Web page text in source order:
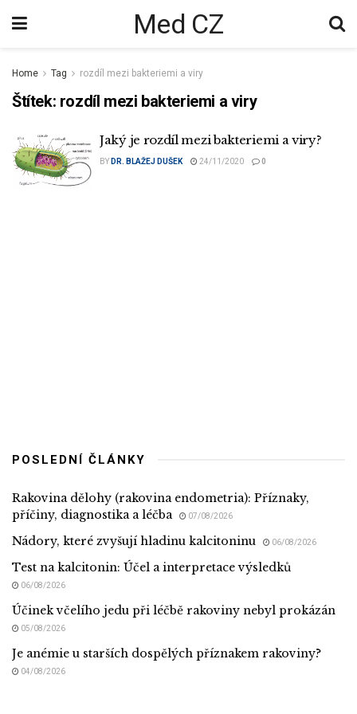
Med CZ
Home Tag rozdíl mezi bakteriemi a viry
Štítek: rozdíl mezi bakteriemi a viry
Jaký je rozdíl mezi bakteriemi a viry?
BY DR. BLAŽEJ DUŠEK 24/11/2020 0
POSLEDNÍ ČLÁNKY
Rakovina dělohy (rakovina endometria): Příznaky,
příčiny, diagnostika a léčba
07/08/2026
Nádory, které zvyšují hladinu kalcitoninu 06/08/2026
Test na kalcitonin: Účel a interpretace výsledků
06/08/2026
Účinek včelího jedu při léčbě rakoviny nebyl prokázán
05/08/2026
Je anémie u starších dospělých příznakem rakoviny?
04/08/2026